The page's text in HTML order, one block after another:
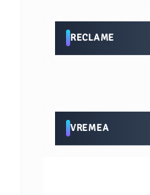
RECLAME
VREMEA